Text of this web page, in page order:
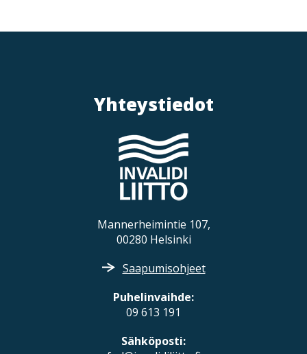
Yhteystiedot
Mannerheimintie 107,
00280 Helsinki
Saapumisohjeet
Puhelinvaihde:
09 613 191
Sähköposti: